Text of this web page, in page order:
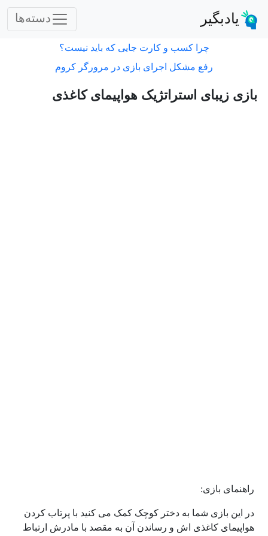
یادبگیر دسته‌ها
چرا کسب و کارت جایی که باید نیست؟
رفع مشکل اجرای بازی در مرورگر کروم
بازی زیبای استراتژیک هواپیمای کاغذی
راهنمای بازی:
در این بازی شما به دختر کوچک کمک می کنید با پرتاب کردن
هواپیمای کاغذی اش و رساندن آن به مقصد با مادرش ارتباط